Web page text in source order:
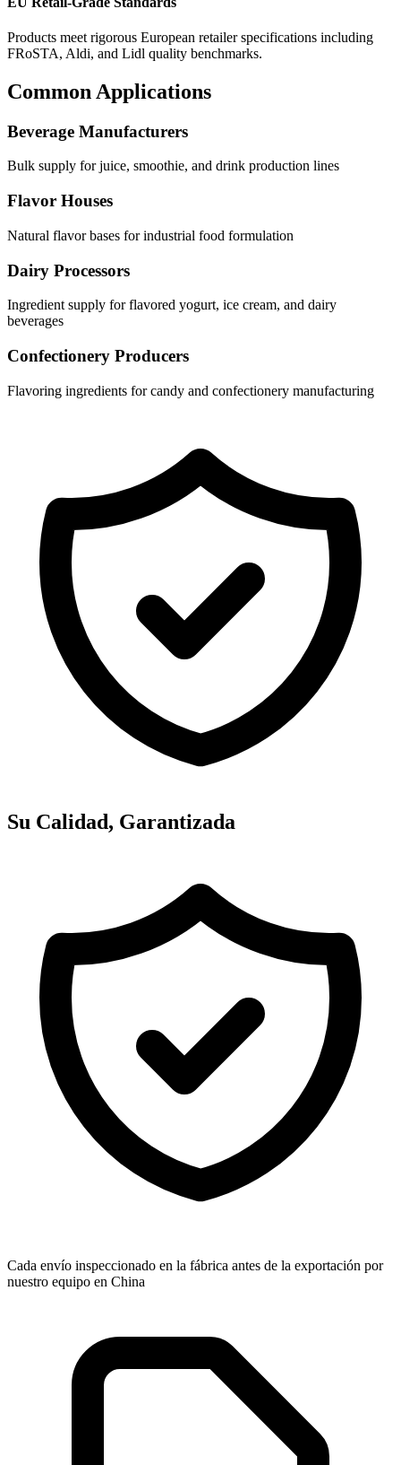
Products meet rigorous European retailer specifications including
FRoSTA, Aldi, and Lidl quality benchmarks.
Common Applications
Beverage Manufacturers
Bulk supply for juice, smoothie, and drink production lines
Flavor Houses
Natural flavor bases for industrial food formulation
Dairy Processors
Ingredient supply for flavored yogurt, ice cream, and dairy
beverages
Confectionery Producers
Flavoring ingredients for candy and confectionery manufacturing
Su Calidad, Garantizada
Cada envío inspeccionado en la fábrica antes de la exportación por
nuestro equipo en China